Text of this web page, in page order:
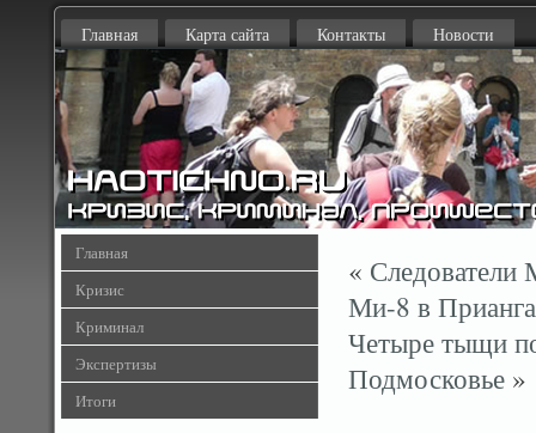
Главная Карта сайта Контакты Новости
Главная
Кризис
Криминал
Экспертизы
Итоги
«
Ми-8 в
Четыре тыщи
Подмосковье »